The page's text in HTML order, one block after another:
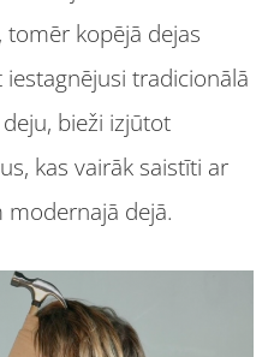
kopējā dejas
tradicionālā
bieži izjūtot
kas vairāk saistīti ar
dejā.